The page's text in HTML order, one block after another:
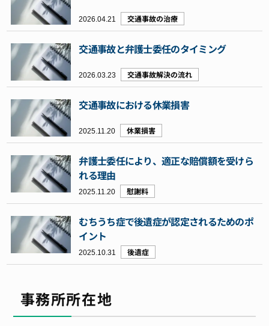
2026.04.21 交通事故の治療
交通事故と弁護士委任のタイミング
2026.03.23 交通事故解決の流れ
交通事故における休業損害
2025.11.20 休業損害
弁護士委任により、適正な賠償額を受けら
れる理由
2025.11.20 慰謝料
むちうち症で後遺症が認定されるためのポ
イント
2025.10.31 後遺症
事務所所在地